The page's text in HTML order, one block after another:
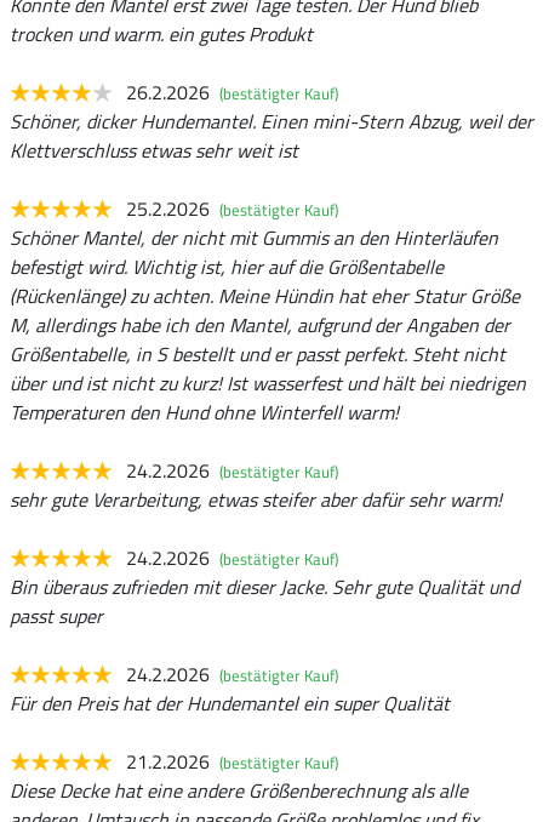
trocken und warm. ein gutes Produkt
26.2.2026 (bestätigter Kauf)
Schöner, dicker Hundemantel. Einen mini-Stern Abzug, weil der
Klettverschluss etwas sehr weit ist
25.2.2026 (bestätigter Kauf)
Schöner Mantel, der nicht mit Gummis an den Hinterläufen
befestigt wird. Wichtig ist, hier auf die Größentabelle
(Rückenlänge) zu achten. Meine Hündin hat eher Statur Größe
M, allerdings habe ich den Mantel, aufgrund der Angaben der
Größentabelle, in S bestellt und er passt perfekt. Steht nicht
über und ist nicht zu kurz! Ist wasserfest und hält bei niedrigen
Temperaturen den Hund ohne Winterfell warm!
24.2.2026 (bestätigter Kauf)
sehr gute Verarbeitung, etwas steifer aber dafür sehr warm!
24.2.2026 (bestätigter Kauf)
Bin überaus zufrieden mit dieser Jacke. Sehr gute Qualität und
passt super
24.2.2026 (bestätigter Kauf)
Für den Preis hat der Hundemantel ein super Qualität
21.2.2026 (bestätigter Kauf)
Diese Decke hat eine andere Größenberechnung als alle